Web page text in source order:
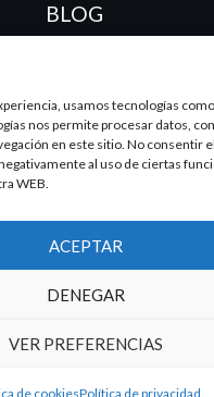
usamos tecnologías
nos permite procesar datos,
en este sitio. No consentir
al uso de ciertas
WEB.
ACEPTAR
DENEGAR
VER PREFERENCIAS
de cookiesPolítica de privacidad
BLOG
ES PT
los derechos